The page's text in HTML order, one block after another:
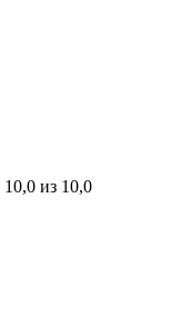
10,0 из 10,0